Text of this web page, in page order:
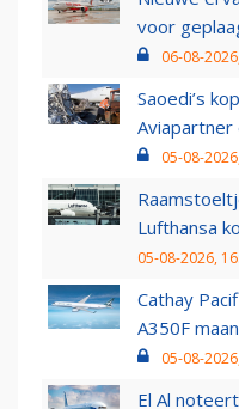
voor
06-08-
Saoedi’s
Aviapartner
05-08-
Lufthansa
05-08-2026,
Cathay
A350F
05-08-
El Al